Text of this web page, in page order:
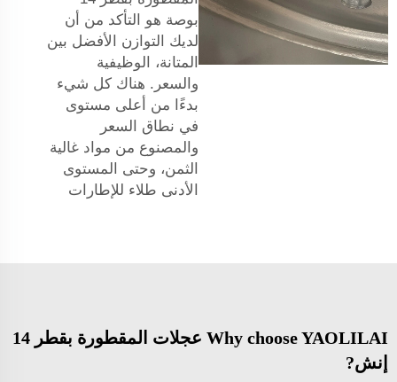
بوصة هو التأكد من أن
لديك التوازن الأفضل بين
المتانة، الوظيفية
والسعر. هناك كل شيء
بدءًا من أعلى مستوى
في نطاق السعر
والمصنوع من مواد غالية
الثمن، وحتى المستوى
الأدنى طلاء للإطارات
Why choose YAOLILAI عجلات المقطورة بقطر 14
إنش?